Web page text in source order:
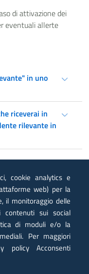
di attivazione dei
eventuali allerte
in uno
riceverai in
rilevante in
cookie analytics e
web) per la
il monitoraggio delle
sui social
di moduli e/o la
Per maggiori
policy Acconsenti